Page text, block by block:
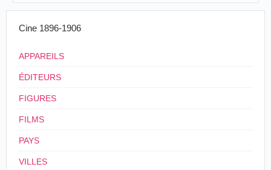
3
1901
4
Argentine
Cine 1896-1906
APPAREILS
ÉDITEURS
FIGURES
FILMS
PAYS
VILLES